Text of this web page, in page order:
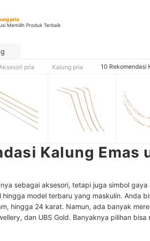
pria
Memilih Produk Terbaik
pria Kalung pria 10 Rekomendasi
Kalung Emas
sebagai aksesori, tetapi juga simbol
model terbaru yang maskulin. Anda
hingga 24 karat. Namun, ada banyak
dan UBS Gold. Banyaknya pilihan